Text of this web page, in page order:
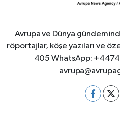
Avrupa ve Dünya
röportajlar, köşe yazıları ve
405 WhatsApp: